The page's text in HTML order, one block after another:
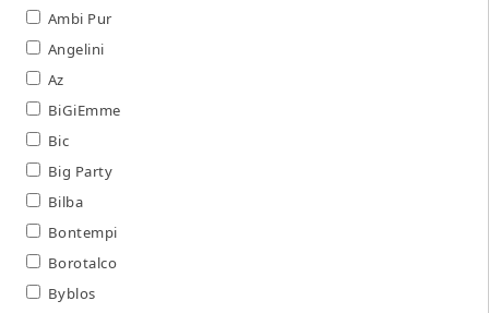
Ambi Pur
Angelini
Az
BiGiEmme
Bic
Big Party
Bilba
Bontempi
Borotalco
Byblos